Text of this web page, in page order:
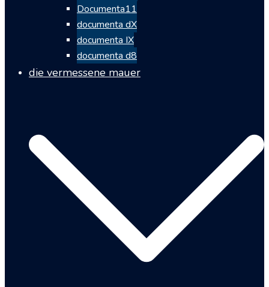
Documenta11
documenta dX
documenta IX
documenta d8
die vermessene mauer